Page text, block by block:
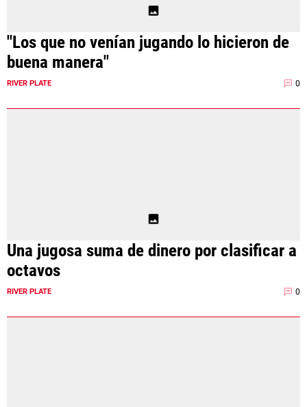
"Los que no venían jugando lo hicieron de
buena manera"
RIVER PLATE 0
Una jugosa suma de dinero por clasificar a
octavos
RIVER PLATE 0